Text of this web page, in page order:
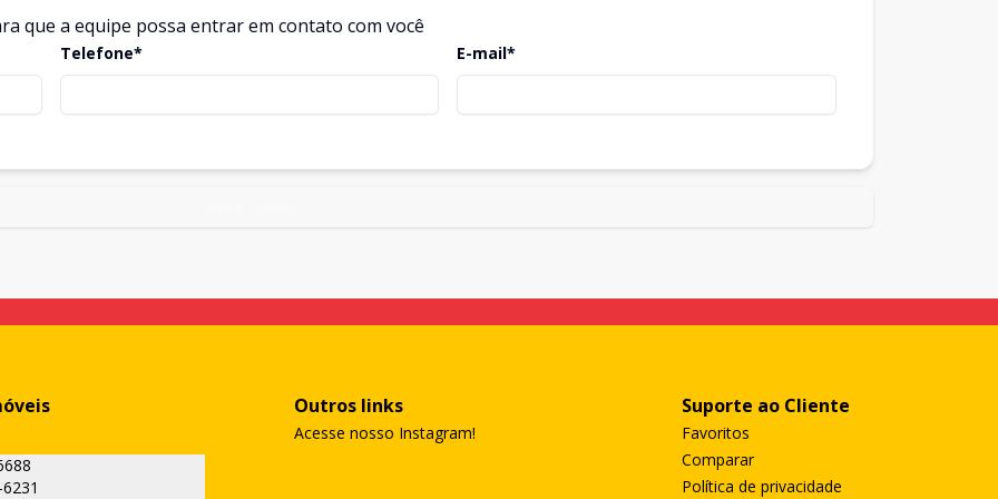
que a equipe possa entrar em contato com você
Telefone* E-mail*
Outros links
Acesse nosso Instagram!
Suporte ao Cliente
Favoritos
Comparar
Política de privacidade